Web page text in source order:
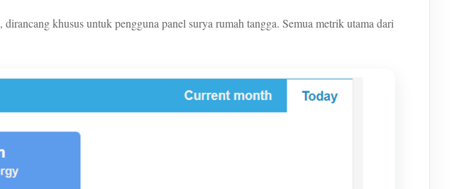
, dirancang khusus untuk pengguna panel surya rumah tangga. Semua metrik utama dari